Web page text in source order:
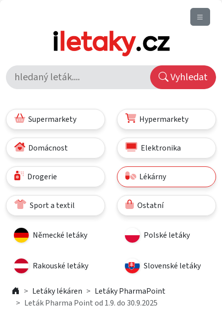
Vyhledat
Supermarkety Hypermarkety
Domácnost Elektronika
Drogerie Lékárny
Sport a textil Ostatní
Německé letáky Polské letáky
Rakouské letáky Slovenské letáky
Letáky lékáren
Letáky PharmaPoint
Leták Pharma Point od 1.9. do 30.9.2025